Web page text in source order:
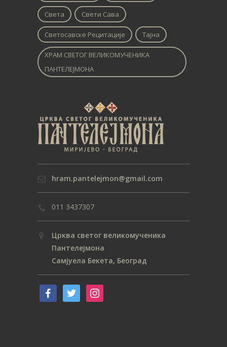
Света Свети Сава
Светосавске Рецитације Тајна
ХРАМ СВЕТОГ ВЕЛИКОМУЧЕНИКА
ПАНТЕЛЕЈМОНА
hram.pantelejmon@gmail.com
011 3437307
Црква светог великомученика
Пантелејмона
Самјуела Бекета, Београд